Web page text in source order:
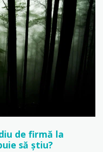
de firmă la
să știu?